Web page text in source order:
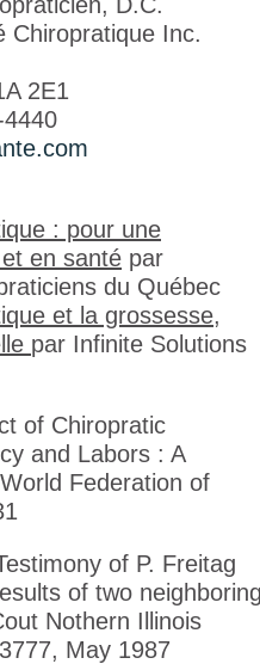
Chiropratique Inc.
2E1
: pour une
en santé par
du Québec
et la grossesse,
par Infinite Solutions
of Chiropratic
and Labors : A
Federation of
of P. Freitag
of two
Nothern Illinois
May 1987